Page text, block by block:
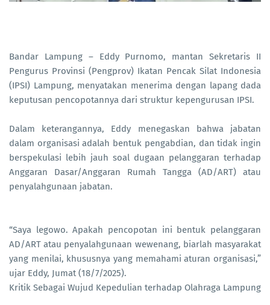
Bandar Lampung – Eddy Purnomo, mantan Sekretaris II
Pengurus Provinsi (Pengprov) Ikatan Pencak Silat Indonesia
(IPSI) Lampung, menyatakan menerima dengan lapang dada
keputusan pencopotannya dari struktur kepengurusan IPSI.
Dalam keterangannya, Eddy menegaskan bahwa jabatan
dalam organisasi adalah bentuk pengabdian, dan tidak ingin
berspekulasi lebih jauh soal dugaan pelanggaran terhadap
Anggaran Dasar/Anggaran Rumah Tangga (AD/ART) atau
penyalahgunaan jabatan.
“Saya legowo. Apakah pencopotan ini bentuk pelanggaran
AD/ART atau penyalahgunaan wewenang, biarlah masyarakat
yang menilai, khususnya yang memahami aturan organisasi,”
ujar Eddy, Jumat (18/7/2025).
Kritik Sebagai Wujud Kepedulian terhadap Olahraga Lampung